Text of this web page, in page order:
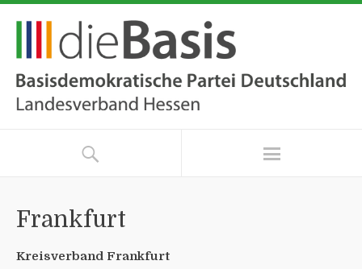
Frankfurt
Kreisverband Frankfurt